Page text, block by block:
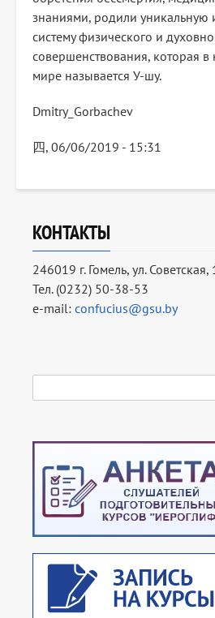
знаниями, родили уникальную
систему физического и
совершенствования, которая
мире называется У-шу.
Dmitry_Gorbachev
四, 06/06/2019 - 15:31
КОНТАКТЫ
246019 г. Гомель, ул.
Тел. (0232) 50-38-53
e-mail: confucius@gsu.by
尋